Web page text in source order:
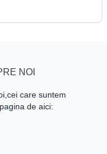
NOI
care suntem
de aici: